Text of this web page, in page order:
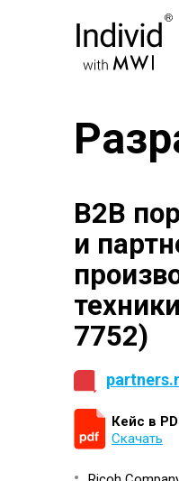
B2B
и
7752)
Кейс в
Скачать